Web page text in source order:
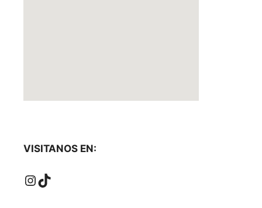
VISITANOS EN:
Instagram
TikTok